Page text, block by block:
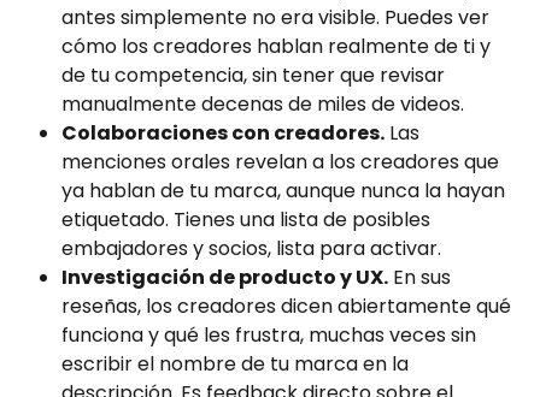
antes simplemente no era visible. Puedes ver
cómo los creadores hablan realmente de ti y
de tu competencia, sin tener que revisar
manualmente decenas de miles de videos.
Colaboraciones con creadores. Las
menciones orales revelan a los creadores que
ya hablan de tu marca, aunque nunca la hayan
etiquetado. Tienes una lista de posibles
embajadores y socios, lista para activar.
Investigación de producto y UX. En sus
reseñas, los creadores dicen abiertamente qué
funciona y qué les frustra, muchas veces sin
escribir el nombre de tu marca en la